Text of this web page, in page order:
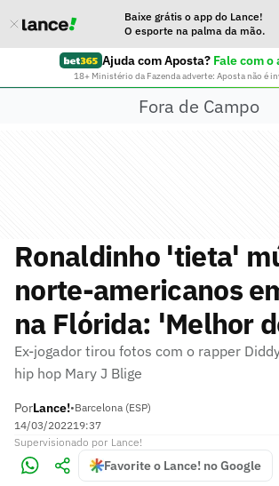
Baixe grátis o app do Lance!
O esporte na palma da mão.
Ajuda com Aposta? Fale com
18+ Ministério da Fazenda adverte: Aposta não é
Fora de Campo
Ronaldinho 'tieta'
norte-americanos
na Flórida: 'Melhor
Ex-jogador tirou fotos com o rapper
hip hop Mary J Blige
PorLance!•Barcelona (ESP)
14/03/202219:37
Supervisionado por Lance!
Favorite o Lance! no Google